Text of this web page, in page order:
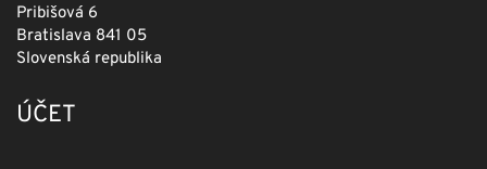
Pribišová 6
Bratislava 841 05
Slovenská republika
ÚČET